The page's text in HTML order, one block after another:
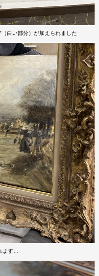
（白い部分）が加えられました
ます…